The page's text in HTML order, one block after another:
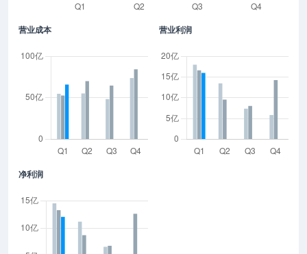
营业成本 营业利润
净利润